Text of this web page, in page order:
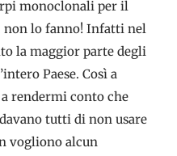
monoclonali per il
non lo fanno! Infatti nel
la maggior parte degli
Paese. Così a
rendermi conto che
tutti di non usare
vogliono alcun